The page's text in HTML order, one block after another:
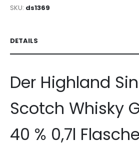
SKU ds1369
DETAILS
Der Highland
Scotch Whisky
40 % 0,7l Flasche